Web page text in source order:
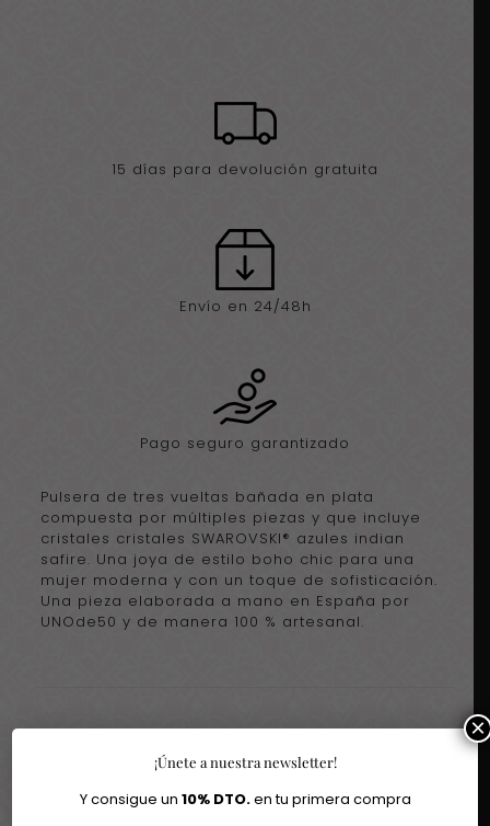
15 días para devolución gratuita
Envío en 24/48h
Pago seguro garantizado
Pulsera de tres vueltas bañada en plata
compuesta por múltiples piezas y que incluye
cristales cristales SWAROVSKI® azules indian
safire. Una joya de estilo boho chic para una
mujer moderna y con un toque de sofisticación.
Una pieza elaborada a mano en España por
UNOde50 y de manera 100 % artesanal.
Igual te gusta
¡Únete a nuestra newsletter!
Y consigue un 10% DTO.en tu primera compra
×